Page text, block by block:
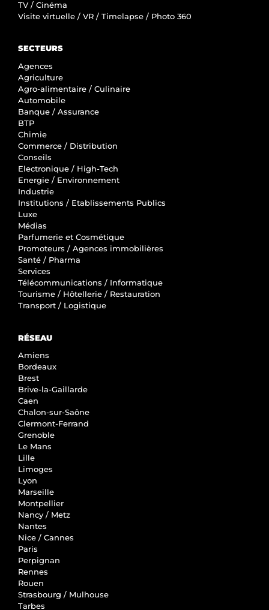
TV / Cinéma
Visite virtuelle / VR / Timelapse / Photo 360
SECTEURS
Agences
Agriculture
Agro-alimentaire / Culinaire
Automobile
Banque / Assurance
BTP
Chimie
Commerce / Distribution
Conseils
Electronique / High-Tech
Energie / Environnement
Industrie
Institutions / Etablissements Publics
Luxe
Médias
Parfumerie et Cosmétique
Promoteurs / Agences immobilières
Santé / Pharma
Services
Télécommunications / Informatique
Tourisme / Hôtellerie / Restauration
Transport / Logistique
RÉSEAU
Amiens
Bordeaux
Brest
Brive-la-Gaillarde
Caen
Chalon-sur-Saône
Clermont-Ferrand
Grenoble
Le Mans
Lille
Limoges
Lyon
Marseille
Montpellier
Nancy / Metz
Nantes
Nice / Cannes
Paris
Perpignan
Rennes
Rouen
Strasbourg / Mulhouse
Tarbes